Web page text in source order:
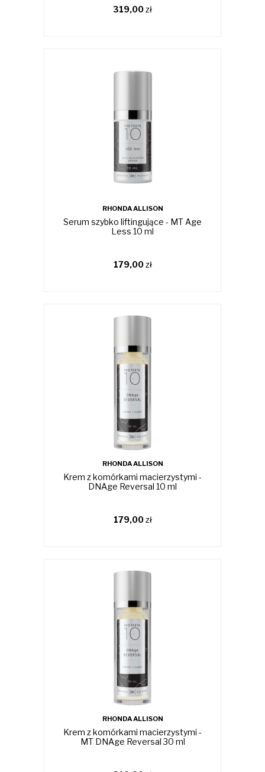
319,00zł
RHONDA ALLISON
Serum szybko liftingujące - MT Age
Less 10 ml
179,00zł
RHONDA ALLISON
Krem z komórkami macierzystymi -
DNAge Reversal 10 ml
179,00zł
RHONDA ALLISON
Krem z komórkami macierzystymi -
MT DNAge Reversal 30 ml